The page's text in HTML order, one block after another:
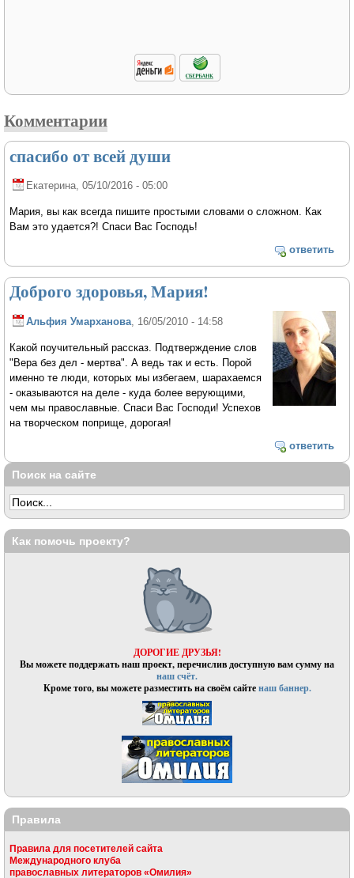
Комментарии
спасибо от всей души
Екатерина, 05/10/2016 - 05:00
Мария, вы как всегда пишите простыми словами о сложном. Как
Вам это удается?! Спаси Вас Господь!
ответить
Доброго здоровья, Мария!
Альфия Умарханова, 16/05/2010 - 14:58
Какой поучительный рассказ. Подтверждение слов
"Вера без дел - мертва". А ведь так и есть. Порой
именно те люди, которых мы избегаем, шарахаемся
- оказываются на деле - куда более верующими,
чем мы православные. Спаси Вас Господи! Успехов
на творческом поприще, дорогая!
ответить
Поиск на сайте
Как помочь проекту?
ДОРОГИЕ ДРУЗЬЯ!
Вы можете поддержать наш проект, перечислив доступную вам сумму на
наш счёт.
Кроме того, вы можете разместить на своём сайтенаш баннер.
Правила
Правила для посетителей сайта
Международного клуба
православных литераторов «Омилия»